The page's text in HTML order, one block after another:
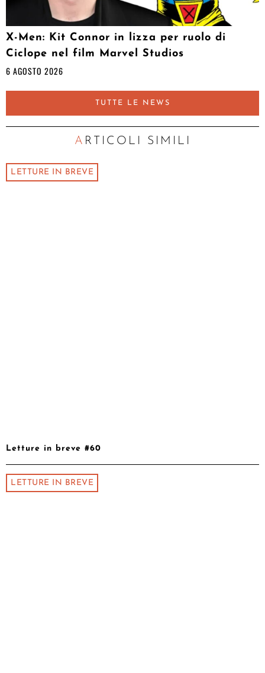
X-Men: Kit Connor in lizza per ruolo di
Ciclope nel film Marvel Studios
6 AGOSTO 2026
TUTTE LE NEWS
ARTICOLI SIMILI
LETTURE IN BREVE
Letture in breve #60
LETTURE IN BREVE